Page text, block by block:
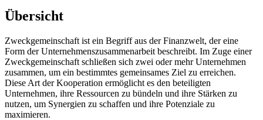
Übersicht
Zweckgemeinschaft ist ein Begriff aus der Finanzwelt, der eine
Form der Unternehmenszusammenarbeit beschreibt. Im Zuge einer
Zweckgemeinschaft schließen sich zwei oder mehr Unternehmen
zusammen, um ein bestimmtes gemeinsames Ziel zu erreichen.
Diese Art der Kooperation ermöglicht es den beteiligten
Unternehmen, ihre Ressourcen zu bündeln und ihre Stärken zu
nutzen, um Synergien zu schaffen und ihre Potenziale zu
maximieren.